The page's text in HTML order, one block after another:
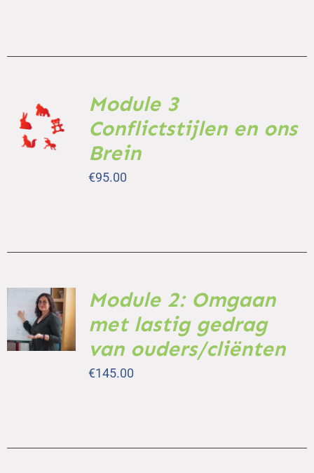
AAN
WINKELWAGEN
Module 3
Conflictstijlen en ons
Brein
€95.00
TOEVOEGEN
AAN
WINKELWAGEN
/
DETAILS
Module 2: Omgaan
met lastig gedrag
van ouders/cliënten
€145.00